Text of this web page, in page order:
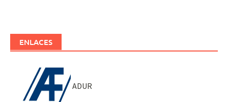
ENLACES
ADUR